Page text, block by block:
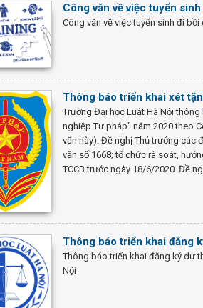
Công văn về việc tuyển
Công văn về việc tuyển sinh đi
Thông báo triển khai xét
Trường Đại học Luật Hà Nội
nghiệp Tư pháp" năm 2020 theo
văn này). Đề nghị Thủ trưởng các
văn số 1668; tổ chức rà soát,
TCCB trước ngày 18/6/2020. Đề
Thông báo triển khai đăng
Thông báo triển khai đăng ký dự
Nội